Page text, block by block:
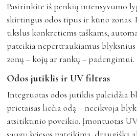
Pasirinkite iš penkių intensyvumo
skirtingus odos tipus ir kūno zonas.
tikslus konkretiems taškams,
pateikia nepertraukiamus
zonų – kojų ar rankų – padengimui.
Odos jutiklis ir UV filtras
Integruotas odos jutiklis paleidžia
prietaisas liečia odą – neeikvoja
atsitiktinio poveikio. Įmontuotas